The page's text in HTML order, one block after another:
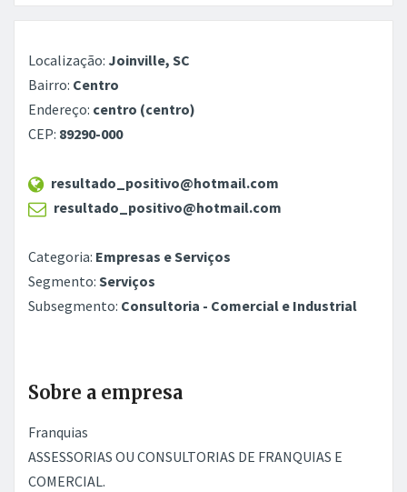
Localização: Joinville, SC
Bairro: Centro
Endereço: centro (centro)
CEP: 89290-000
resultado_positivo@hotmail.com
resultado_positivo@hotmail.com
Categoria: Empresas e Serviços
Segmento: Serviços
Subsegmento: Consultoria - Comercial e Industrial
Sobre a empresa
Franquias
ASSESSORIAS OU CONSULTORIAS DE FRANQUIAS E
COMERCIAL.